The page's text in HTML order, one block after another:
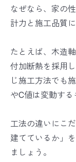
なぜなら、家の
計力と施工品質
たとえば、木造
付加断熱を採用
じ施工方法でも
やC値は変動する
工法の違いにこ
建てているか」
ましょう。